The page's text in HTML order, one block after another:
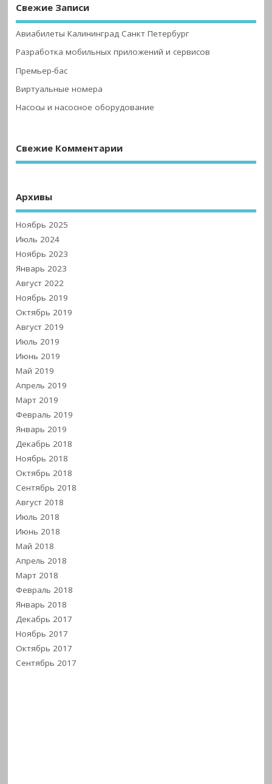
Свежие Записи
Авиабилеты Калининград Санкт Петербург
Разработка мобильных приложений и сервисов
Премьер-бас
Виртуальные номера
Насосы и насосное оборудование
Свежие Комментарии
Архивы
Ноябрь 2025
Июль 2024
Ноябрь 2023
Январь 2023
Август 2022
Ноябрь 2019
Октябрь 2019
Август 2019
Июль 2019
Июнь 2019
Май 2019
Апрель 2019
Март 2019
Февраль 2019
Январь 2019
Декабрь 2018
Ноябрь 2018
Октябрь 2018
Сентябрь 2018
Август 2018
Июль 2018
Июнь 2018
Май 2018
Апрель 2018
Март 2018
Февраль 2018
Январь 2018
Декабрь 2017
Ноябрь 2017
Октябрь 2017
Сентябрь 2017